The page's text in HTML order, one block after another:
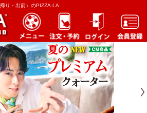
り・出前）のPIZZA-LA